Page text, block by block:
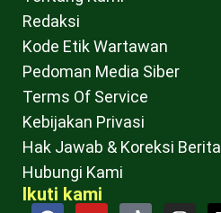
Redaksi
Kode Etik Wartawan
Pedoman Media Siber
Terms Of Service
Kebijakan Privasi
Hak Jawab & Koreksi Berita
Hubungi Kami
Ikuti kami